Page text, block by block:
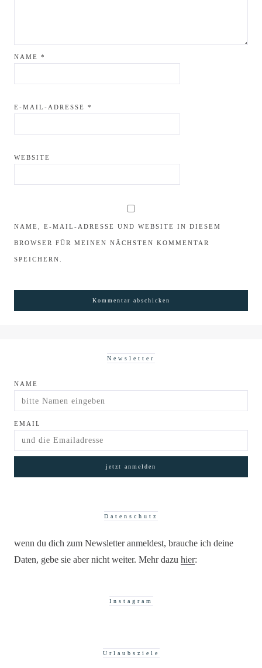
NAME *
E-MAIL-ADRESSE *
WEBSITE
NAME, E-MAIL-ADRESSE UND WEBSITE IN DIESEM
BROWSER FÜR MEINEN NÄCHSTEN KOMMENTAR
SPEICHERN.
Newsletter
NAME
EMAIL
Datenschutz
wenn du dich zum Newsletter anmeldest, brauche ich deine
Daten, gebe sie aber nicht weiter. Mehr dazu hier:
Instagram
Urlaubsziele